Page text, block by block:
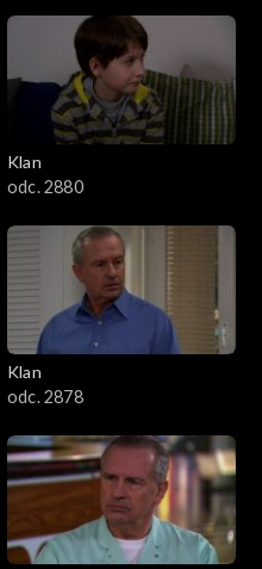
Klan
odc. 2880
Klan
odc. 2878